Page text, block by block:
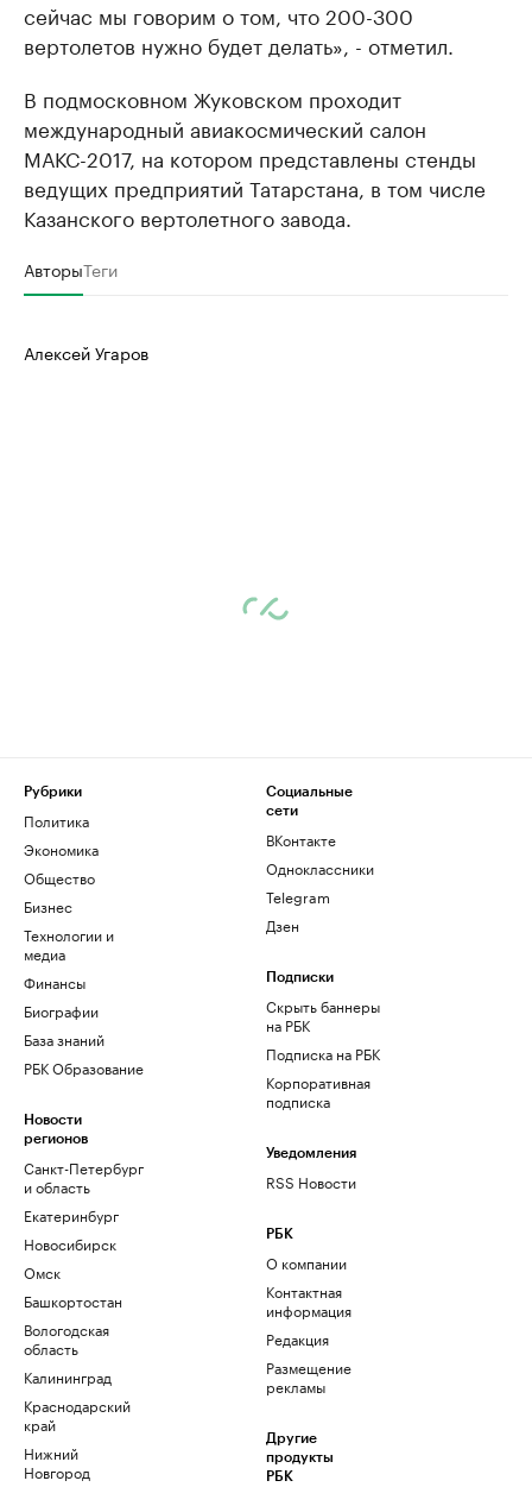
сейчас мы говорим о том, что 200-300
вертолетов нужно будет делать», - отметил.
В подмосковном Жуковском проходит
международный авиакосмический салон
МАКС-2017, на котором представлены стенды
ведущих предприятий Татарстана, в том числе
Казанского вертолетного завода.
АвторыТеги
Алексей Угаров
Рубрики
Политика
Экономика
Общество
Бизнес
Технологии и
медиа
Финансы
Биографии
База знаний
РБК Образование
Новости
регионов
Санкт-Петербург
и область
Екатеринбург
Новосибирск
Омск
Башкортостан
Вологодская
область
Калининград
Краснодарский
край
Нижний
Новгород
Социальные
сети
ВКонтакте
Одноклассники
Telegram
Дзен
Подписки
Скрыть баннеры
на РБК
Подписка на РБК
Корпоративная
подписка
Уведомления
RSS Новости
РБК
О компании
Контактная
информация
Редакция
Размещение
рекламы
Другие
продукты
РБК